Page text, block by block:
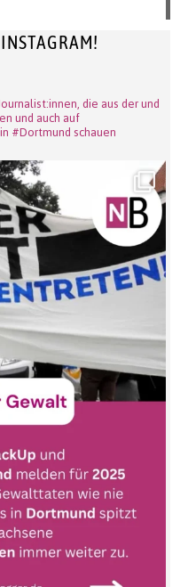
die aus der und
und auch auf
#Dortmund schauen